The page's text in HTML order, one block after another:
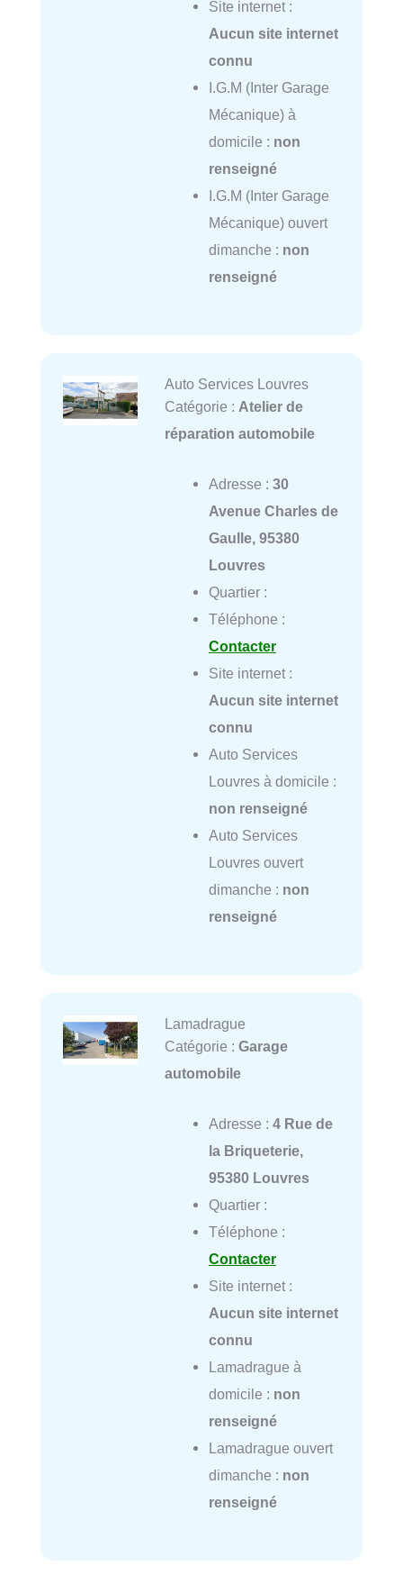
Site internet :
Aucun site internet
connu
I.G.M (Inter Garage
Mécanique) à
domicile : non
renseigné
I.G.M (Inter Garage
Mécanique) ouvert
dimanche : non
renseigné
Auto Services Louvres
Catégorie : Atelier de
réparation automobile
Adresse : 30
Avenue Charles de
Gaulle, 95380
Louvres
Quartier :
Téléphone :
Contacter
Site internet :
Aucun site internet
connu
Auto Services
Louvres à domicile :
non renseigné
Auto Services
Louvres ouvert
dimanche : non
renseigné
Lamadrague
Catégorie : Garage
automobile
Adresse : 4 Rue de
la Briqueterie,
95380 Louvres
Quartier :
Téléphone :
Contacter
Site internet :
Aucun site internet
connu
Lamadrague à
domicile : non
renseigné
Lamadrague ouvert
dimanche : non
renseigné